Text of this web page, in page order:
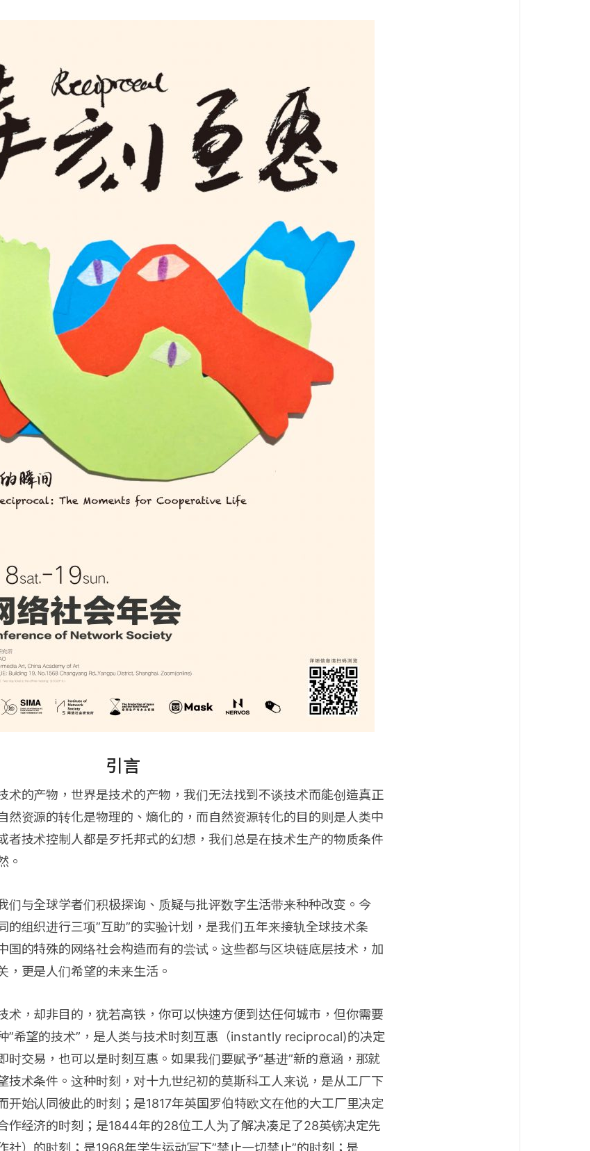
引言
术的产物，世界是技术的产物，我们无法找到不谈技术而能创造真正
然资源的转化是物理的、熵化的，而自然资源转化的目的则是人类中
者技术控制人都是歹托邦式的幻想，我们总是在技术生产的物质条件
。
们与全球学者们积极探询、质疑与批评数字生活带来种种改变。今
的组织进行三项”互助”的实验计划，是我们五年来接轨全球技术条
国的特殊的网络社会构造而有的尝试。这些都与区块链底层技术，加
，更是人们希望的未来生活。
术，却非目的，犹若高铁，你可以快速方便到达任何城市，但你需要
”希望的技术”，是人类与技术时刻互惠（instantly reciprocal)的决定
时交易，也可以是时刻互惠。如果我们要赋予”基进”新的意涵，那就
技术条件。这种时刻，对十九世纪初的莫斯科工人来说，是从工厂下
开始认同彼此的时刻；是1817年英国罗伯特欧文在他的大工厂里决定
作经济的时刻；是1844年的28位工人为了解决凑足了28英镑决定先
社）的时刻；是1968年学生运动写下”禁止一切禁止”的时刻；是